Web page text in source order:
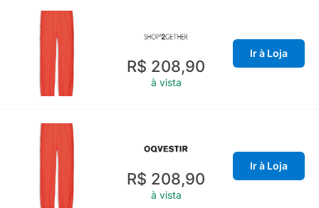
R$ 208,90
à vista
Ir à Loja
R$ 208,90
à vista
Ir à Loja